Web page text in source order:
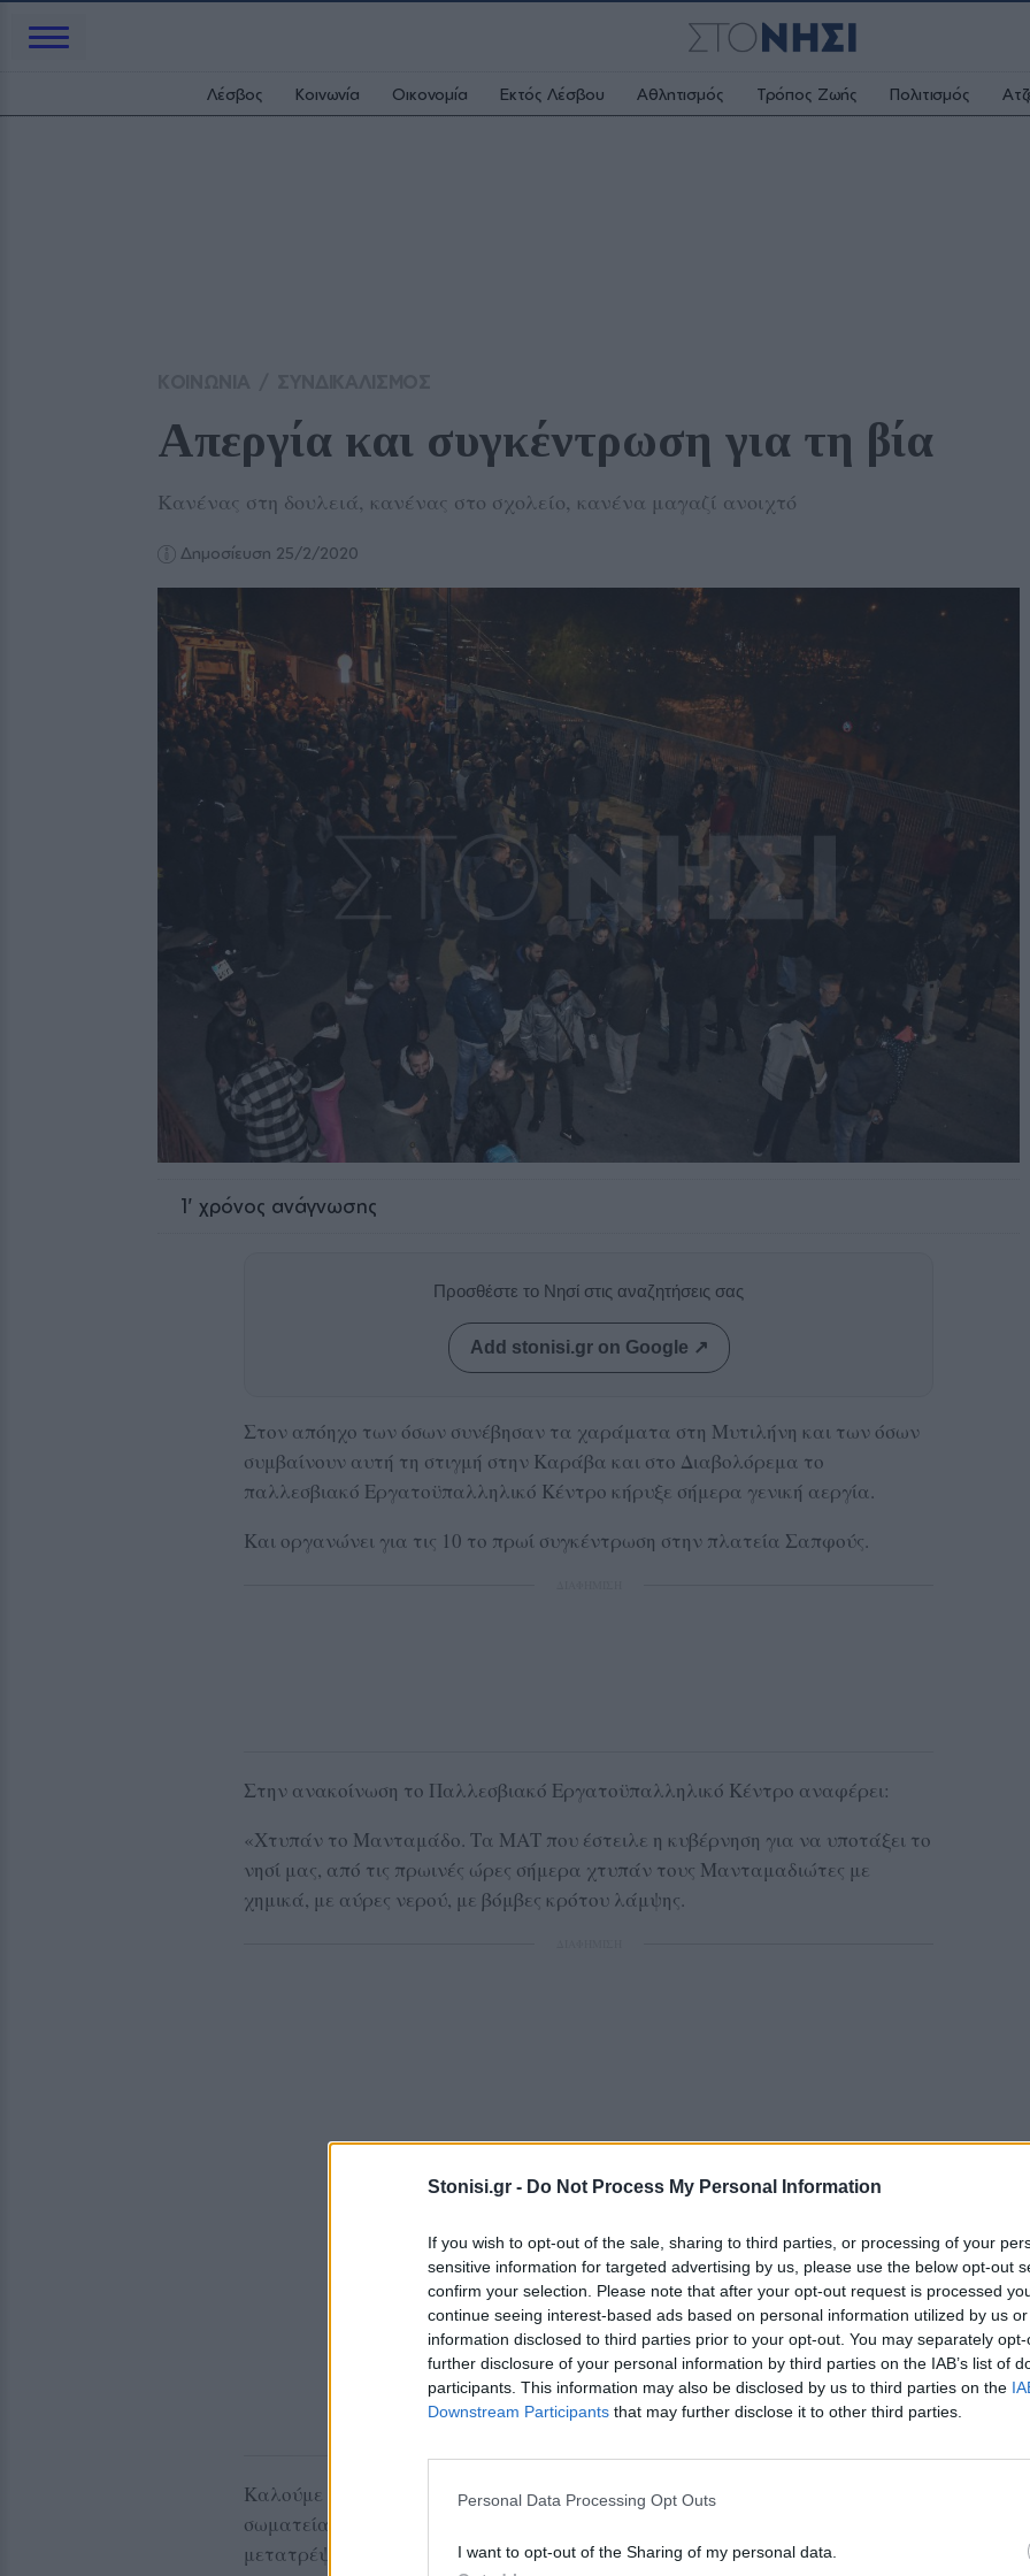
Stonisi.gr - Do Not Process My Personal Information
If you wish to opt-out of the sale, sharing to third parties, or processing of your
sensitive information for targeted advertising by us, please use the below opt-out
confirm your selection. Please note that after your opt-out request is processed
continue seeing interest-based ads based on personal information utilized by us
information disclosed to third parties prior to your opt-out. You may separately
further disclosure of your personal information by third parties on the IAB’s list of
participants. This information may also be disclosed by us to third parties on the
Downstream Participants that may further disclose it to other third parties.
Personal Data Processing Opt Outs
I want to opt-out of the Sharing of my personal data.
Λέσβος Κοινωνία Οικονομία Εκτός Λέσβου Αθλητισμός Τρόπος Ζωής Πολιτισμός
Απεργία και συγκέντρωση για τη βία
Κανένας στη δουλειά, κανένας στο σχολείο, κανένα μαγαζί ανοιχτό
Δημοσίευση 25/2/2020
1' χρόνος ανάγνωσης
Προσθέστε το Νησί στις αναζητήσεις σας
Add stonisi.gr on Google ↗
Στον απόηχο των όσων συνέβησαν τα χαράματα στη Μυτιλήνη και των όσων
συμβαίνουν αυτή τη στιγμή στην Καράβα και στο Διαβολόρεμα το
παλλεσβιακό Εργατοϋπαλληλικό Κέντρο κήρυξε σήμερα γενική αεργία.
Και οργανώνει για τις 10 το πρωί συγκέντρωση στην πλατεία Σαπφούς.
Στην ανακοίνωση το Παλλεσβιακό Εργατοϋπαλληλικό Κέντρο αναφέρει:
«Χτυπάν το Μανταμάδο. Τα ΜΑΤ που έστειλε η κυβέρνηση για να υποτάξει το
νησί μας, από τις πρωινές ώρες σήμερα χτυπάν τους Μανταμαδιώτες με
χημικά, με αύρες νερού, με βόμβες κρότου λάμψης.
Καλούμε όλους τους εργαζόμενους, το λαό της Λέσβου, τους φορείς και τα
σωματεία του νησιού μας να σταθούμε εμπόδιο στα σχέδια της κυβέρνησης να
μετατρέψει το νησί μας σε φυλακή ψυχών.